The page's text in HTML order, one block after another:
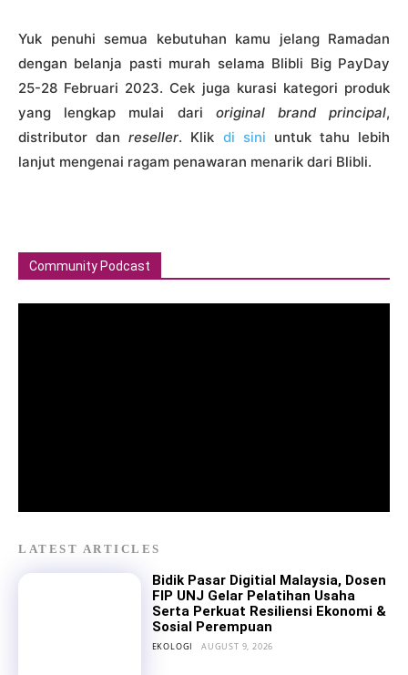
Yuk penuhi semua kebutuhan kamu jelang Ramadan
dengan belanja pasti murah selama Blibli Big PayDay
25-28 Februari 2023. Cek juga kurasi kategori produk
yang lengkap mulai dari original brand principal,
distributor danreseller. Klik di sini untuk tahu lebih
lanjut mengenai ragam penawaran menarik dari Blibli.
Community Podcast
LATEST ARTICLES
Bidik Pasar Digitial Malaysia, Dosen
FIP UNJ Gelar Pelatihan Usaha
Serta Perkuat Resiliensi Ekonomi &
Sosial Perempuan
EKOLOGI AUGUST 9, 2026